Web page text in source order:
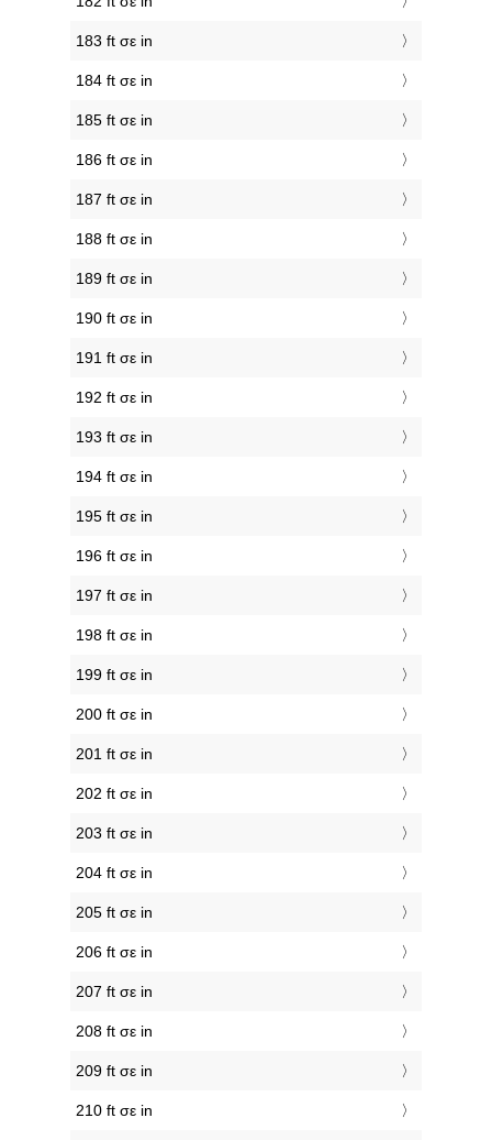
183 ft σε in
184 ft σε in
185 ft σε in
186 ft σε in
187 ft σε in
188 ft σε in
189 ft σε in
190 ft σε in
191 ft σε in
192 ft σε in
193 ft σε in
194 ft σε in
195 ft σε in
196 ft σε in
197 ft σε in
198 ft σε in
199 ft σε in
200 ft σε in
201 ft σε in
202 ft σε in
203 ft σε in
204 ft σε in
205 ft σε in
206 ft σε in
207 ft σε in
208 ft σε in
209 ft σε in
210 ft σε in